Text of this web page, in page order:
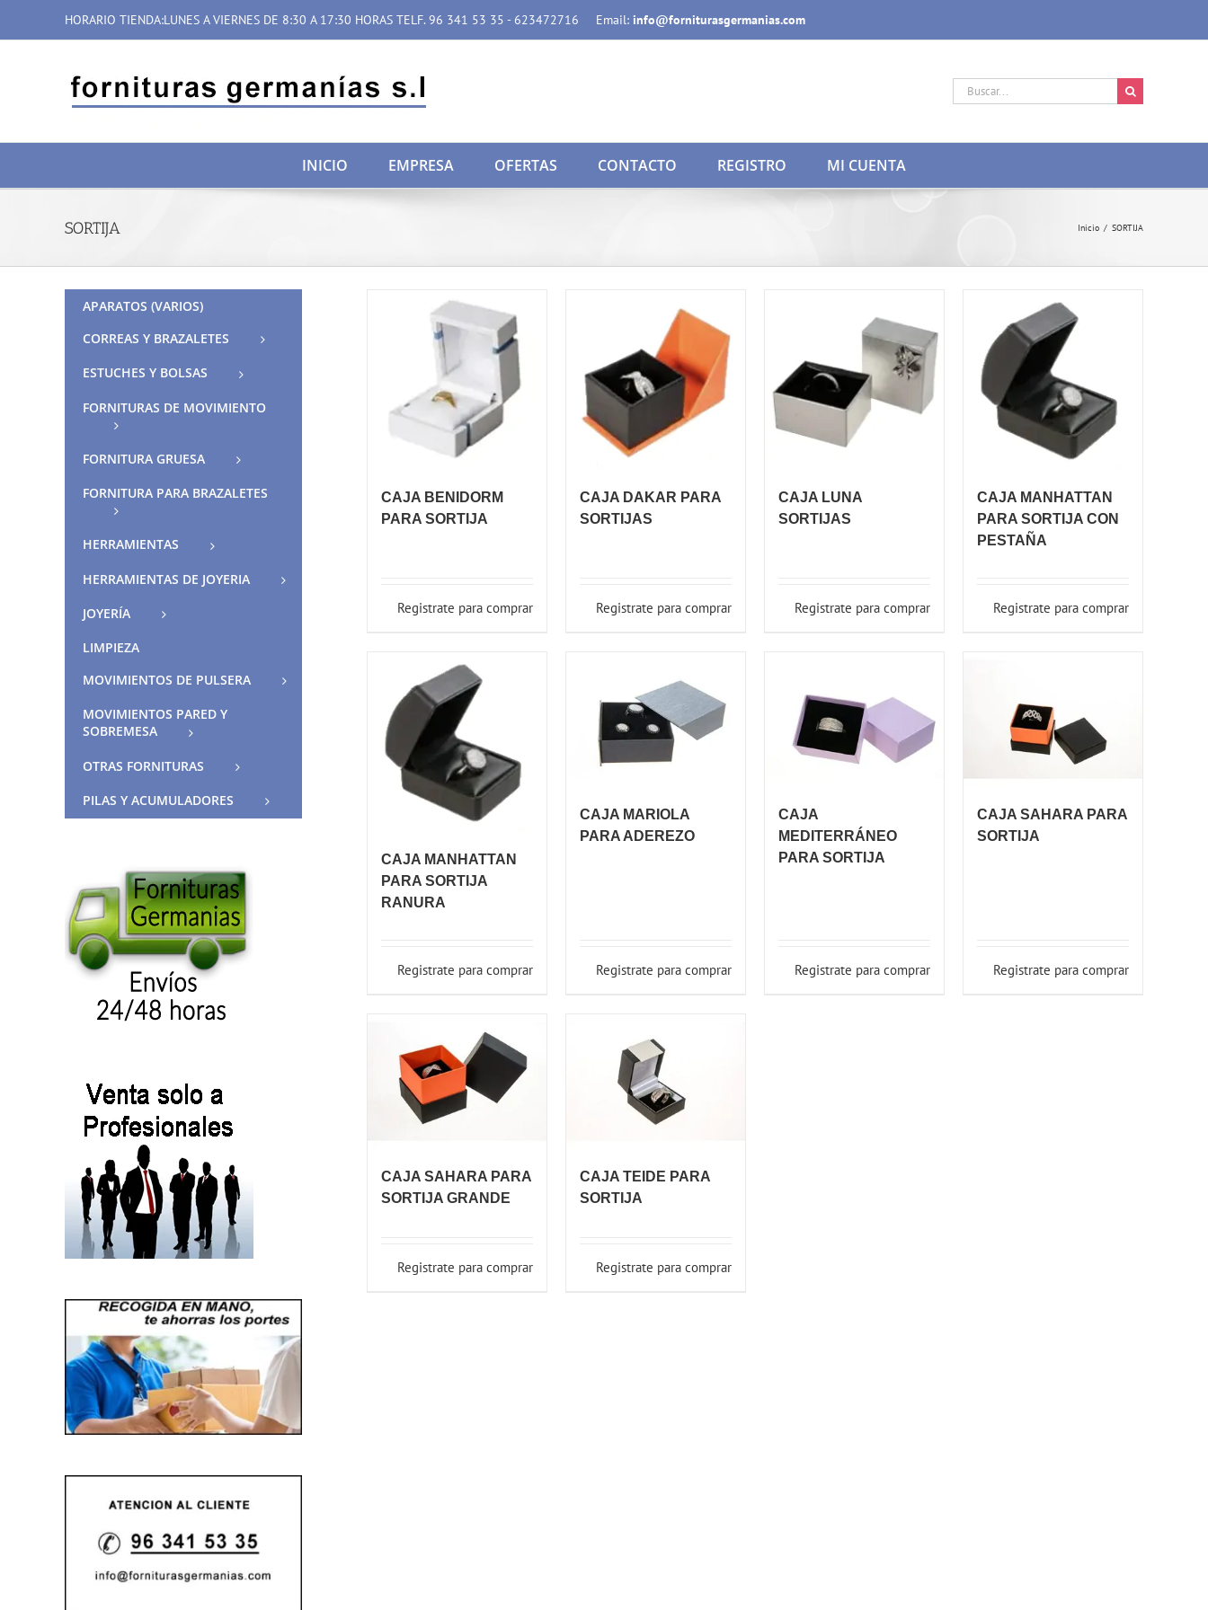
contenido
HORARIO TIENDA:LUNES A VIERNES DE 8:30 A 17:30 HORAS TELF. 96 341 53 35 - 623472716 Email: info@forniturasgermanias.com
Buscar:
INICIO EMPRESA OFERTAS CONTACTO REGISTRO MI CUENTA
SORTIJA Inicio / SORTIJA
CAJA BENIDORM
PARA SORTIJA
Registrate para comprar
CAJA DAKAR PARA
SORTIJAS
Registrate para comprar
CAJA LUNA
SORTIJAS
Registrate para comprar
CAJA MANHATTAN
PARA SORTIJA CON
PESTAÑA
Registrate para comprar
CAJA MANHATTAN
PARA SORTIJA
RANURA
Registrate para comprar
CAJA MARIOLA
PARA ADEREZO
Registrate para comprar
CAJA
MEDITERRÁNEO
PARA SORTIJA
Registrate para comprar
CAJA SAHARA PARA
SORTIJA
Registrate para comprar
CAJA SAHARA PARA
SORTIJA GRANDE
Registrate para comprar
CAJA TEIDE PARA
SORTIJA
Registrate para comprar
APARATOS (VARIOS)
CORREAS Y BRAZALETES
ESTUCHES Y BOLSAS
FORNITURAS DE MOVIMIENTO
FORNITURA GRUESA
FORNITURA PARA BRAZALETES
HERRAMIENTAS
HERRAMIENTAS DE JOYERIA
JOYERÍA
LIMPIEZA
MOVIMIENTOS DE PULSERA
MOVIMIENTOS PARED Y
SOBREMESA
OTRAS FORNITURAS
PILAS Y ACUMULADORES